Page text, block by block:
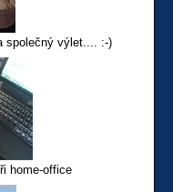
společný výlet.... :-)
home-office